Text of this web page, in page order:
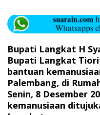
‎Bupati Langkat H
Bupati Langkat
bantuan
Palembang, di
Senin, 8 Desember
kemanusiaan